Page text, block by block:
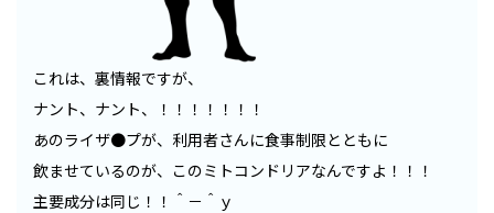
これは、裏情報ですが、
ナント、ナント、！！！！！！！
あのライザ●プが、利用者さんに食事制限とともに
飲ませているのが、このミトコンドリアなんですよ！！！
主要成分は同じ！！＾－＾ｙ